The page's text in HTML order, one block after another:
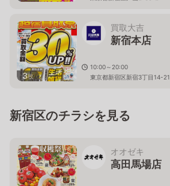
3枚
買取大吉
新宿本店
10:00～20:00
東京都新宿区新宿3丁目14-21
新宿区のチラシを見る
オオゼキ
高田馬場店